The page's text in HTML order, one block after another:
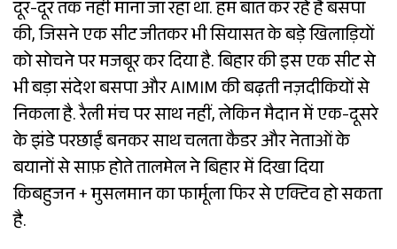
दूर-दूर तक नहीं माना जा रहा था. हम बात कर रहे हैं बसपा
की, जिसने एक सीट जीतकर भी सियासत के बड़े खिलाड़ियों
को सोचने पर मजबूर कर दिया है. बिहार की इस एक सीट से
भी बड़ा संदेश बसपा और AIMIM की बढ़ती नज़दीकियों से
निकला है. रैली मंच पर साथ नहीं, लेकिन मैदान में एक-दूसरे
के झंडे परछाईं बनकर साथ चलता कैडर और नेताओं के
बयानों से साफ़ होते तालमेल ने बिहार में दिखा दिया
किबहुजन + मुसलमान का फार्मूला फिर से एक्टिव हो सकता
है.